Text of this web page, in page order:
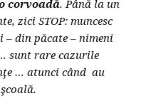
corvoadă. Până la un
zici STOP: muncesc
– din păcate – nimeni
sunt rare cazurile
… atunci când au